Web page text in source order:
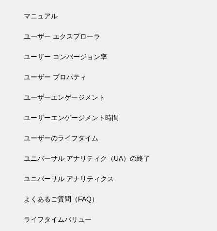
マニュアル
ユーザー エクスプローラ
ユーザー コンバージョン率
ユーザー プロパティ
ユーザーエンゲージメント
ユーザーエンゲージメント時間
ユーザーのライフタイム
ユニバーサル アナリティク（UA）の終了
ユニバーサル アナリティクス
よくあるご質問（FAQ）
ライフタイムバリュー